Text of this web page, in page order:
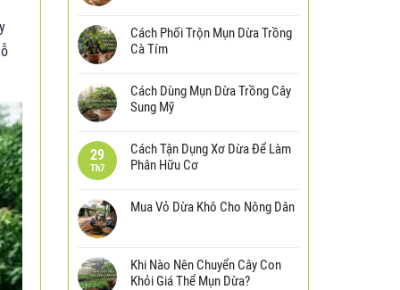
Cách Phối Trộn Mụn Dừa Trồng
Cà Tím
Cách Dùng Mụn Dừa Trồng Cây
Sung Mỹ
29
Th7
Cách Tận Dụng Xơ Dừa Để Làm
Phân Hữu Cơ
Mua Vỏ Dừa Khô Cho Nông Dân
Khi Nào Nên Chuyển Cây Con
Khỏi Giá Thể Mụn Dừa?